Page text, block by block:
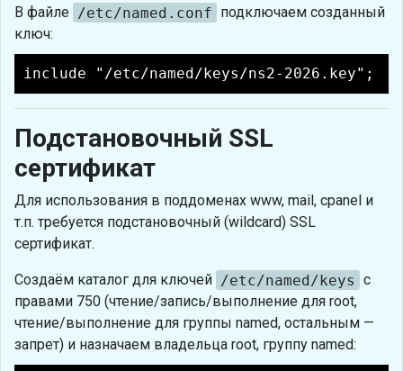
В файле /etc/named.conf подключаем созданный
ключ:
include "/etc/named/keys/ns2-2026.key";
Подстановочный SSL
сертификат
Для использования в поддоменах www, mail, cpanel и
т.п. требуется подстановочный (wildcard) SSL
сертификат.
Создаём каталог для ключей /etc/named/keys с
правами 750 (чтение/запись/выполнение для root,
чтение/выполнение для группы named, остальным —
запрет) и назначаем владельца root, группу named: